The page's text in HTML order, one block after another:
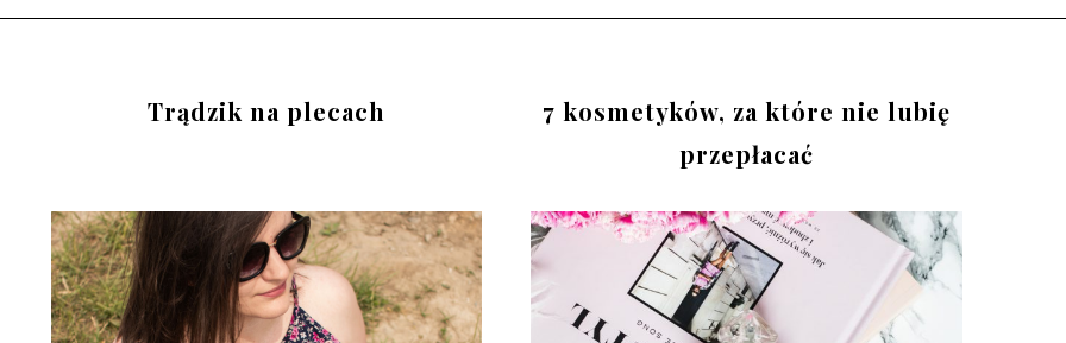
Trądzik na plecach
7 kosmetyków, za które nie lubię
przepłacać